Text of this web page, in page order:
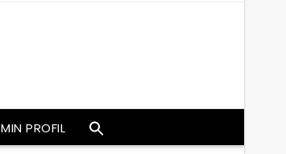
MIN PROFIL